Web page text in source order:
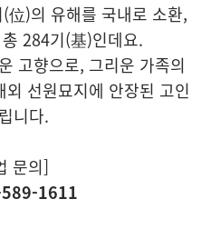
位)의 유해를 국내로 소환,
284기(基)인데요.
고향으로, 그리운 가족의
선원묘지에 안장된 고인
니다.
문의]
1611